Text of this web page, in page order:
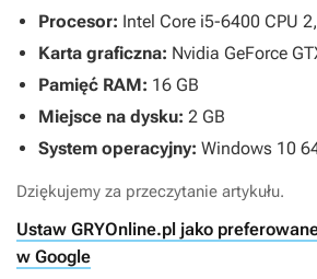
Procesor: Intel Core i5-6400 CPU
Karta graficzna: Nvidia GeForce
Pamięć RAM: 16 GB
Miejsce na dysku: 2 GB
System operacyjny: Windows 10
Dziękujemy za przeczytanie artykułu.
Ustaw GRYOnline.pl jako
w Google